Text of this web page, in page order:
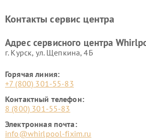
Контакты сервис центра
Адрес сервисного центра
г. Курск, ул. Щепкина, 4Б
Горячая линия:
+7 (800) 301-55-83
Контактный телефон:
8 (800) 301-55-83
Электронная почта:
info@whirlpool-fixim.ru